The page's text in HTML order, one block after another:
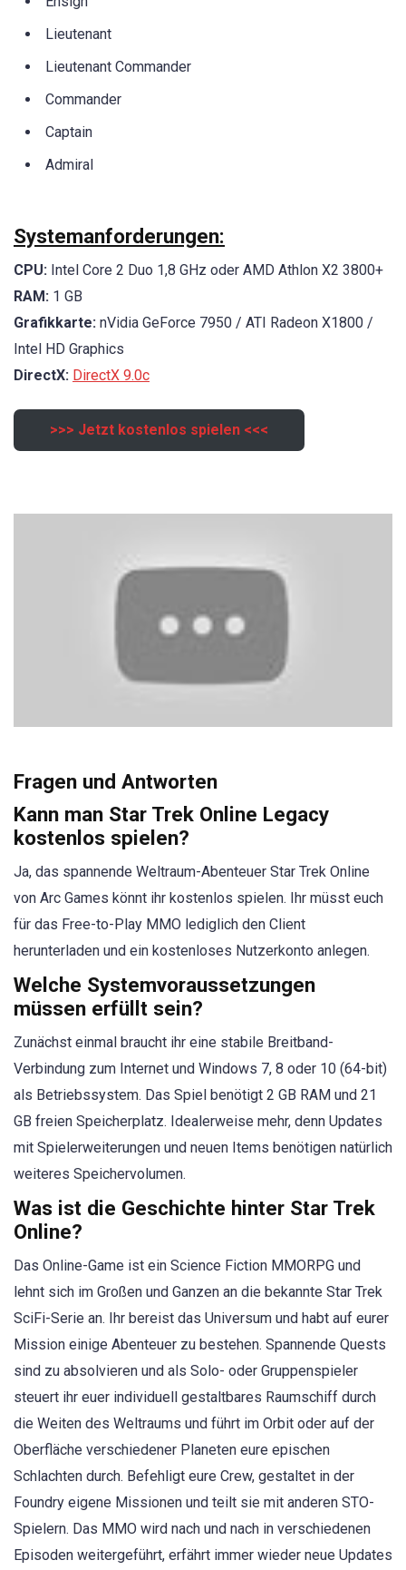
Lieutenant
Lieutenant Commander
Commander
Captain
Admiral
Systemanforderungen:
CPU: Intel Core 2 Duo 1,8 GHz oder AMD Athlon X2 3800+
RAM: 1 GB
Grafikkarte: nVidia GeForce 7950 / ATI Radeon X1800 /
Intel HD Graphics
DirectX: DirectX 9.0c
>>> Jetzt kostenlos spielen <<<
Fragen und Antworten
Kann man Star Trek Online Legacy
kostenlos spielen?
Ja, das spannende Weltraum-Abenteuer Star Trek Online
von Arc Games könnt ihr kostenlos spielen. Ihr müsst euch
für das Free-to-Play MMO lediglich den Client
herunterladen und ein kostenloses Nutzerkonto anlegen.
Welche Systemvoraussetzungen
müssen erfüllt sein?
Zunächst einmal braucht ihr eine stabile Breitband-
Verbindung zum Internet und Windows 7, 8 oder 10 (64-bit)
als Betriebssystem. Das Spiel benötigt 2 GB RAM und 21
GB freien Speicherplatz. Idealerweise mehr, denn Updates
mit Spielerweiterungen und neuen Items benötigen natürlich
weiteres Speichervolumen.
Was ist die Geschichte hinter Star Trek
Online?
Das Online-Game ist ein Science Fiction MMORPG und
lehnt sich im Großen und Ganzen an die bekannte Star Trek
SciFi-Serie an. Ihr bereist das Universum und habt auf eurer
Mission einige Abenteuer zu bestehen. Spannende Quests
sind zu absolvieren und als Solo- oder Gruppenspieler
steuert ihr euer individuell gestaltbares Raumschiff durch
die Weiten des Weltraums und führt im Orbit oder auf der
Oberfläche verschiedener Planeten eure epischen
Schlachten durch. Befehligt eure Crew, gestaltet in der
Foundry eigene Missionen und teilt sie mit anderen STO-
Spielern. Das MMO wird nach und nach in verschiedenen
Episoden weitergeführt, erfährt immer wieder neue Updates